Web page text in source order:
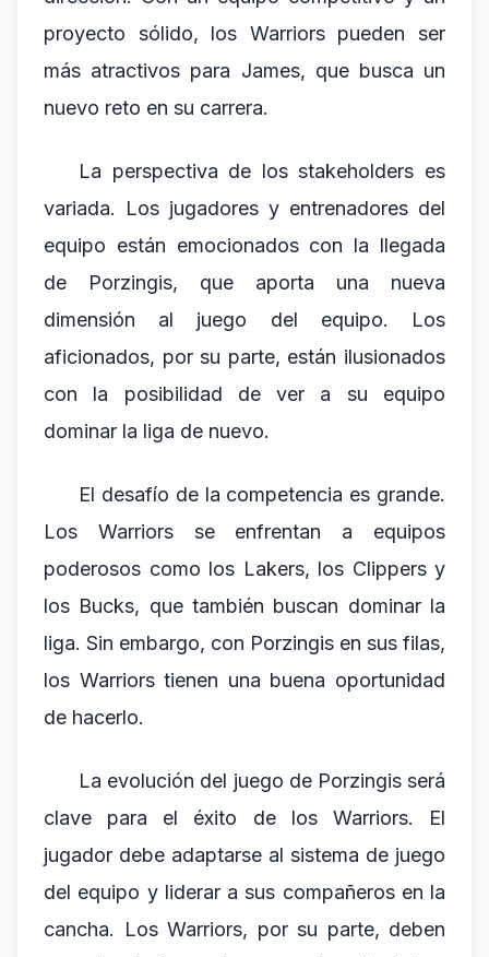
proyecto sólido, los Warriors pueden ser
más atractivos para James, que busca un
nuevo reto en su carrera.
La perspectiva de los stakeholders es
variada. Los jugadores y entrenadores del
equipo están emocionados con la llegada
de Porzingis, que aporta una nueva
dimensión al juego del equipo. Los
aficionados, por su parte, están ilusionados
con la posibilidad de ver a su equipo
dominar la liga de nuevo.
El desafío de la competencia es grande.
Los Warriors se enfrentan a equipos
poderosos como los Lakers, los Clippers y
los Bucks, que también buscan dominar la
liga. Sin embargo, con Porzingis en sus filas,
los Warriors tienen una buena oportunidad
de hacerlo.
La evolución del juego de Porzingis será
clave para el éxito de los Warriors. El
jugador debe adaptarse al sistema de juego
del equipo y liderar a sus compañeros en la
cancha. Los Warriors, por su parte, deben